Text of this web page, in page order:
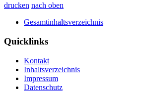
drucken nach oben
Gesamtinhaltsverzeichnis
Quicklinks
Kontakt
Inhaltsverzeichnis
Impressum
Datenschutz